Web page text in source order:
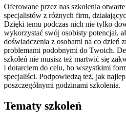
Oferowane przez nas szkolenia
specjalistów z różnych firm,
Dzięki temu podczas nich nie tylko
wykorzystać swój osobisty potencjał,
doświadczenia z osobami na co dzień
problemami podobnymi do Twoich.
szkoleń nie musisz też martwić się
i dotarciem do celu, bo wszystkimi
specjaliści. Podpowiedzą też, jak
poszczególnymi godzinami szkolenia.
Tematy szkoleń